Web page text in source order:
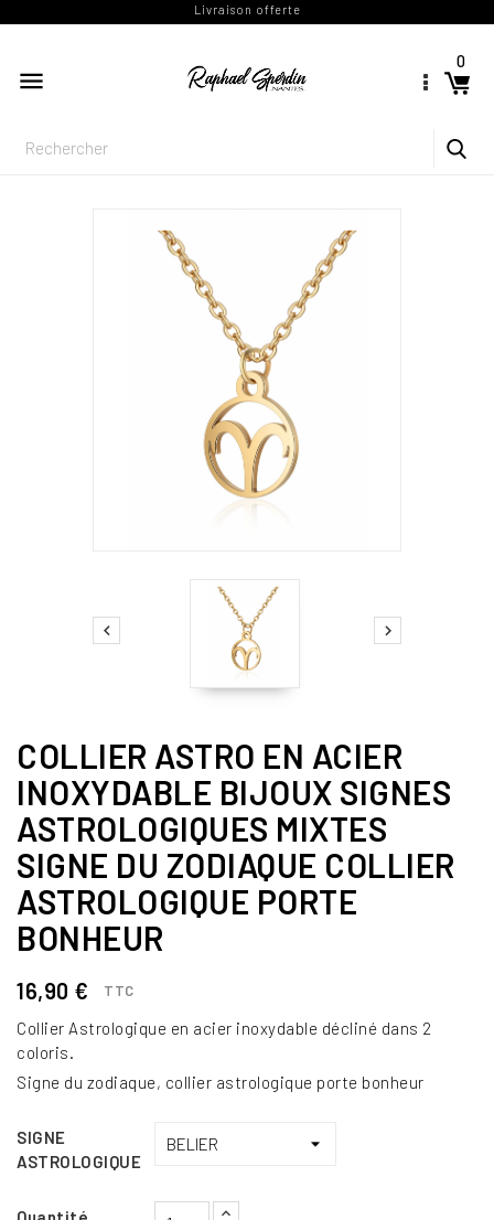

0
Livraison offerte
 
COLLIER ASTRO EN ACIER
INOXYDABLE BIJOUX SIGNES
ASTROLOGIQUES MIXTES
SIGNE DU ZODIAQUE COLLIER
ASTROLOGIQUE PORTE
BONHEUR
16,90 € TTC
Collier Astrologique en acier inoxydable décliné dans 2
coloris.
Signe du zodiaque, collier astrologique porte bonheur
SIGNE
ASTROLOGIQUE